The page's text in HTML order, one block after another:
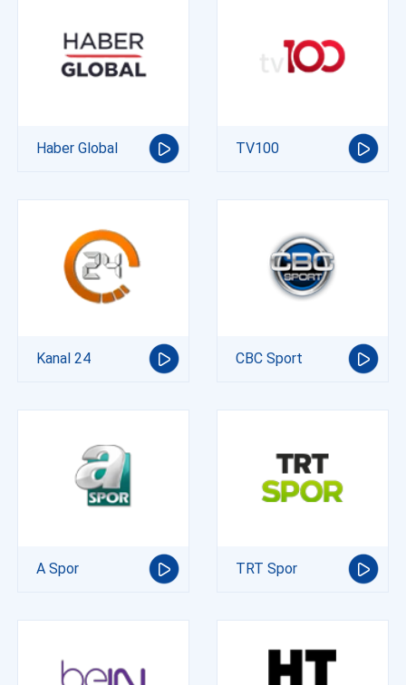
Haber Global TV100
Kanal 24 CBC Sport
A Spor TRT Spor